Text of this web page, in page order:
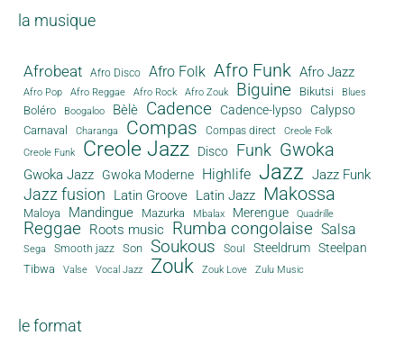
la musique
Afrobeat Afro Disco Afro Folk Afro Funk Afro Jazz
Afro Pop Afro Reggae Afro Rock Afro Zouk Biguine Bikutsi Blues
Boléro Boogaloo Bèlè Cadence Cadence-lypso Calypso
Carnaval Charanga Compas Compas direct
Creole Folk
Creole Funk
Creole Jazz Disco Funk Gwoka
Gwoka Jazz Gwoka Moderne Highlife Jazz Jazz Funk
Jazz fusion Latin Groove Latin Jazz Makossa
Maloya Mandingue Mazurka Mbalax Merengue Quadrille
Reggae Roots music Rumba congolaise Salsa
Sega Smooth jazz Son Soukous Soul Steeldrum Steelpan
Tibwa Valse Vocal Jazz Zouk Zouk Love Zulu Music
le format